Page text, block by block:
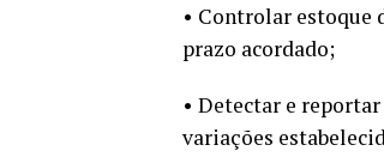
• Controlar estoque
prazo acordado;
• Detectar e
variações